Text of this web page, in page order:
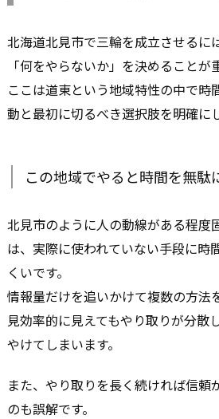
北海道北見市で三輪を成立させるに
「何をやらないか」を決めることが
ここは道東という地域特性の中で時
動と最初に切るべき選択肢を明確に
この地域でやると時間を無駄
北見市のように人の動線がある程度
は、実際に使われていない手段に時
くいです。
情報量だけを追いかけて複数の方法
見効率的に見えてもやり取りが分散
やけてしまいます。
また、やり取りを長く続ければ信頼
のも誤解です。